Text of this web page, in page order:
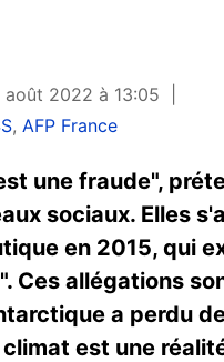
août 2022 à 13:05
, AFP France
une fraude",
sociaux. Elles
en 2015, qui
Ces allégations
a perdu
est une